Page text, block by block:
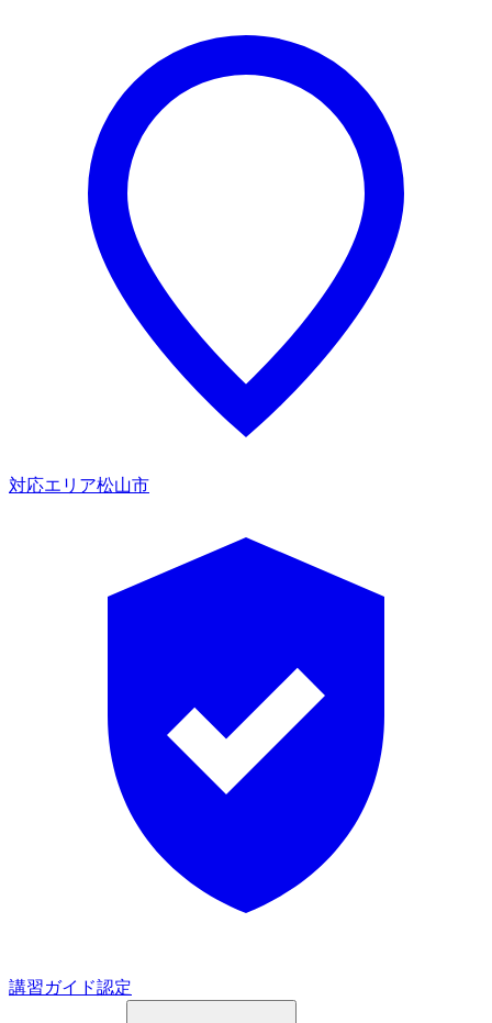
対応エリア松山市
講習ガイド認定